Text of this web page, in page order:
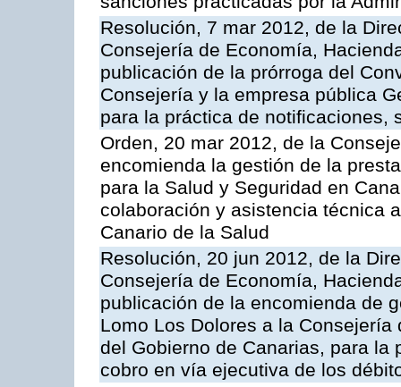
Resolución, 7 mar 2012, de la
Consejería de Economía,
publicación de la prórroga del
Consejería y la empresa pública
para la práctica de notificaciones,
Orden, 20 mar 2012, de la
encomienda la gestión de la
para la Salud y Seguridad en
colaboración y asistencia técnica
Canario de la Salud
Resolución, 20 jun 2012, de la
Consejería de Economía,
publicación de la encomienda de
Lomo Los Dolores a la
del Gobierno de Canarias, para
cobro en vía ejecutiva de los